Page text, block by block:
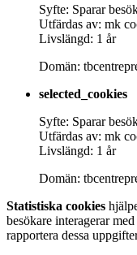
Syfte: Sparar
Utfärdas av: mk
Livslängd: 1 år
Domän:
selected_cookies
Syfte: Sparar
Utfärdas av: mk
Livslängd: 1 år
Domän:
Statistiska cookies
besökare interagerar
rapportera dessa